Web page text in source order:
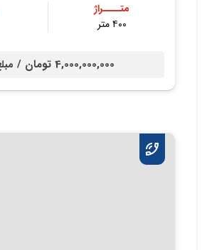
متــــراژ
۴۰۰ متر
4,000,000,000 تومان /